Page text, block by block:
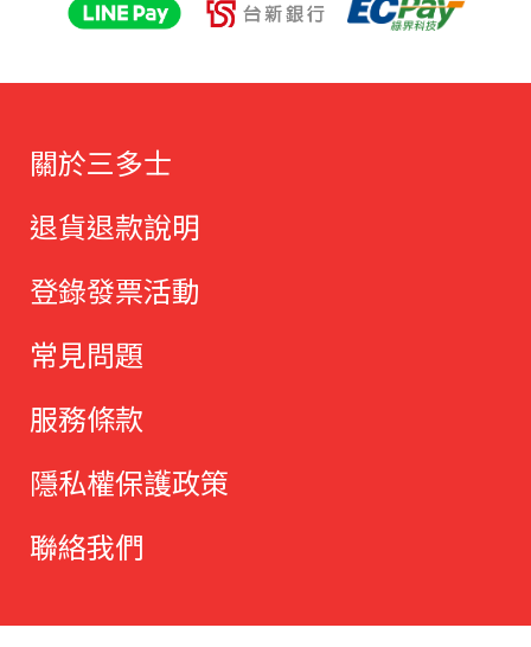
關於三多士
退貨退款說明
登錄發票活動
常見問題
服務條款
隱私權保護政策
聯絡我們